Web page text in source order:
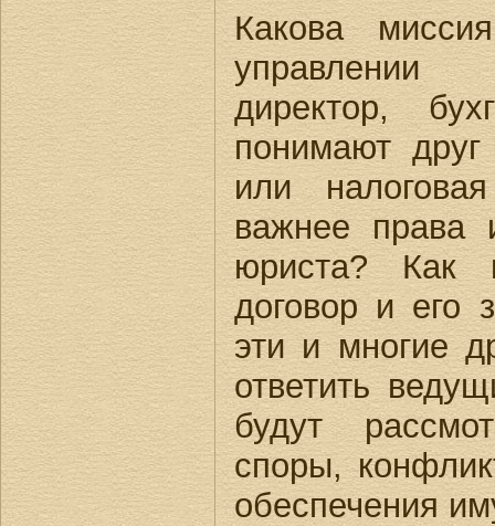
Какова
директор,
понимают
или
важнее
юриста? Как
договор и его
эти и многие
ответить
будут
споры,
обеспечения